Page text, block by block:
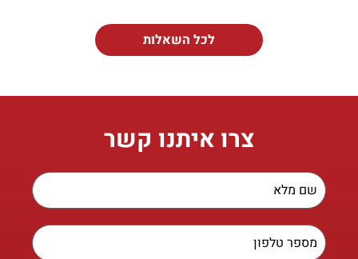
לכל השאלות
צרו איתנו קשר